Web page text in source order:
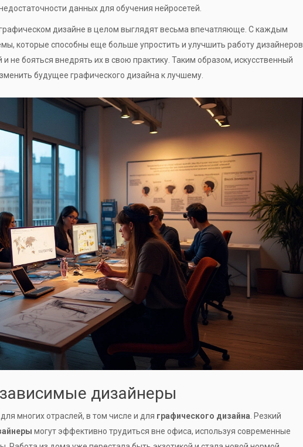
данных для обучения нейросетей.
дизайне в целом выглядят весьма впечатляюще. С каждым
которые способны еще больше упростить и улучшить работу дизайнеров.
не бояться внедрять их в свою практику. Таким образом, искусственный
будущее графического дизайна к лучшему.
дизайнеры
многих отраслей, в том числе и для графического дизайна . Резкий
могут эффективно трудиться вне офиса, используя современные